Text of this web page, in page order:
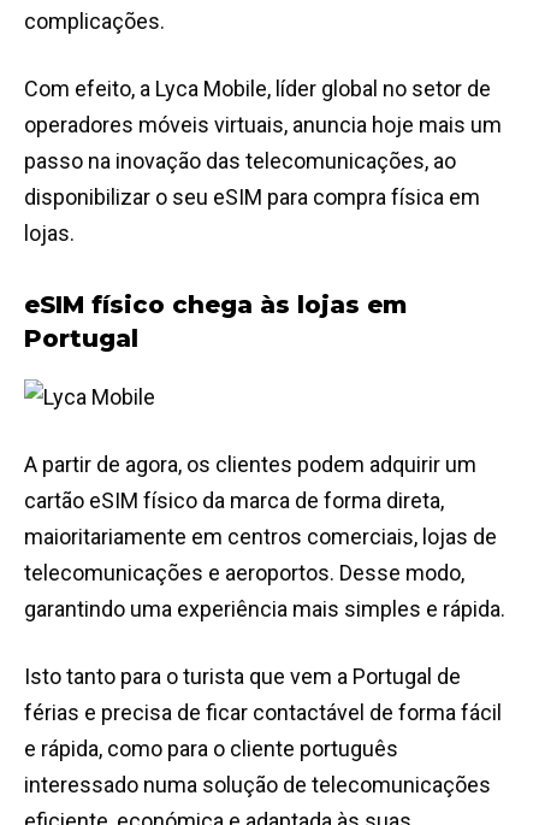
complicações.
Com efeito, a Lyca Mobile, líder global no setor de
operadores móveis virtuais, anuncia hoje mais um
passo na inovação das telecomunicações, ao
disponibilizar o seu eSIM para compra física em
lojas.
eSIM físico chega às lojas em
Portugal
A partir de agora, os clientes podem adquirir um
cartão eSIM físico da marca de forma direta,
maioritariamente em centros comerciais, lojas de
telecomunicações e aeroportos. Desse modo,
garantindo uma experiência mais simples e rápida.
Isto tanto para o turista que vem a Portugal de
férias e precisa de ficar contactável de forma fácil
e rápida, como para o cliente português
interessado numa solução de telecomunicações